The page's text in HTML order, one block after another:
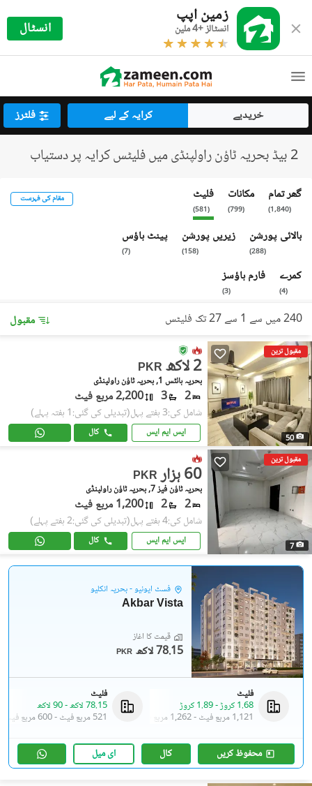
زمین اپپ
انسٹالز +4 ملین انسٹال
خریدیے کرایہ کے لیے فلٹرز
2 بیڈ بحریہ ٹاؤن راولپنڈی میں فلیٹس کرایہ پر دستیاب
گھر تمام
(
1,840
)
مکانات
(
799
)
فلیٹ
(
581
)
بالائی پورشن
(
288
)
زیریں پورشن
(
158
)
پینٹ ہاؤس
(
7
)
کمرے
(
4
)
فارم ہاؤسز
(
3
)
مقام کی فہرست
240 میں سے 1 سے 27 تک فلیٹس مقبول
مقبول ترین
50
PKR 2 لاکھ
بحریہ ہائٹس 1, بحریہ ٹاؤن راولپنڈی
2
3 2,200 مربع فیٹ
شامل کی:3 ہفتے پہل (تبدیلی کی گئی:1 ہفتہ پہلے)
ایس ایم ایس کال
مقبول ترین
7
PKR 60 ہزار
بحریہ ٹاؤن فیز 7, بحریہ ٹاؤن راولپنڈی
2
2 1,200 مربع فیٹ
شامل کی:4 ہفتے پہل (تبدیلی کی گئی:2 ہفتے پہلے)
ایس ایم ایس کال
فسٹ ایونیو - بحریہ انکلیو
Akbar Vista
قیمت کا آغاز
PKR 78.15 لاکھ
فلیٹ
1.68 کروڑ
-1.89 کروڑ
1,121 مربع فیٹ
-1,262 مربع فیٹ
فلیٹ
78.15 لاکھ
-90 لاکھ
521 مربع فیٹ
-600 مربع فیٹ
محفوظ کریں کال ای میل